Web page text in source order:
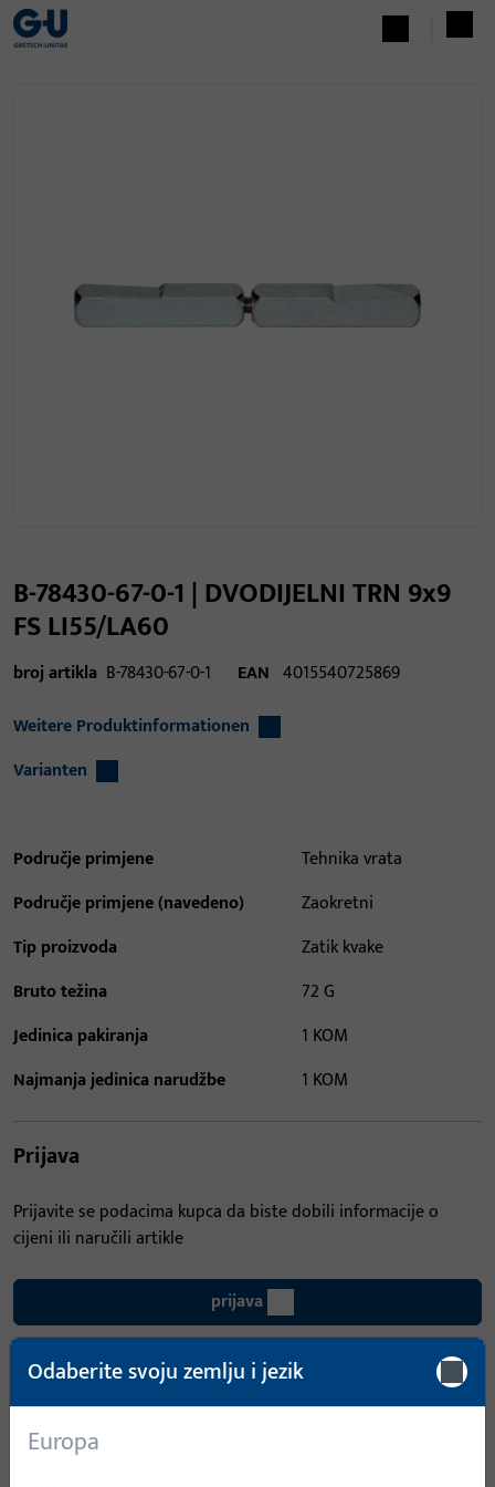
B-78430-67-0-1 | DVODIJELNI TRN 9x9
FS LI55/LA60
broj artikla B-78430-67-0-1 EAN 4015540725869
Weitere Produktinformationen
Varianten
Područje primjene
Tehnika vrata
Područje primjene (navedeno)
Zaokretni
Tip proizvoda
Zatik kvake
Bruto težina
72 G
Jedinica pakiranja
1 KOM
Najmanja jedinica narudžbe
1 KOM
Prijava
Prijavite se podacima kupca da biste dobili informacije o
cijeni ili naručili artikle
prijava
Izradi račun
Opis proizvoda
Odaberite svoju zemlju i jezik
Europa